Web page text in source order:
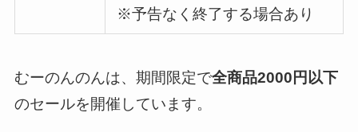
※予告なく終了する場合あり
むーのんのんは、期間限定で全商品2000円以下
のセールを開催しています。